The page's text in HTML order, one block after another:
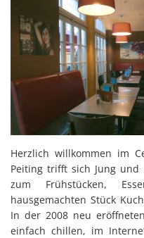
Herzlich willkommen im
Peiting trifft sich Jung
zum Frühstücken,
hausgemachten Stück
In der 2008 neu
einfach chillen, im